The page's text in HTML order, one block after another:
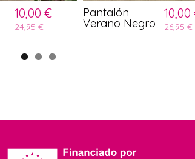
10,00 €
24,95 €
Pantalón
Verano Negro
10,00
26,95 €